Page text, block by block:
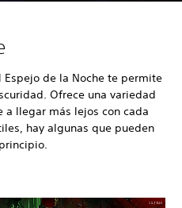
de la Noche te permite
Ofrece una variedad
llegar más lejos con cada
hay algunas que pueden